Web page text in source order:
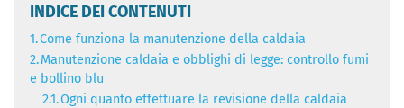
INDICE DEI CONTENUTI
1.Come funziona la manutenzione della caldaia
2.Manutenzione caldaia e obblighi di legge: controllo fumi
e bollino blu
2.1.Ogni quanto effettuare la revisione della caldaia